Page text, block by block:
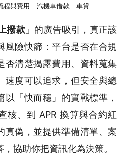
程與費用 汽機車借款｜車貸
撥款」的廣告吸引，真正該
風險快篩：平台是否在合規
否清楚揭露費用、資料蒐集
速度可以追求，但安全與總
以「快而穩」的實戰標準，
核、到 APR 換算與合約紅
真偽，並提供準備清單、案
協助你把資訊化為決策。